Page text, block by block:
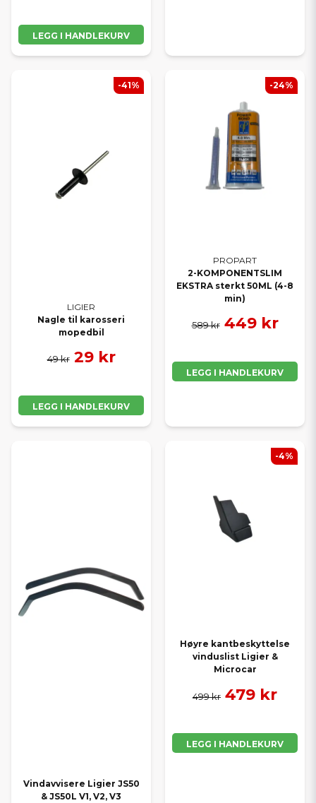
LEGG I HANDLEKURV
LIGIER
Nagle til karosseri
mopedbil
49 kr 29 kr
LEGG I HANDLEKURV
-41%
PROPART
2-KOMPONENTSLIM
EKSTRA sterkt 50ML (4-8
min)
589 kr 449 kr
LEGG I HANDLEKURV
-24%
Vindavvisere Ligier JS50
& JS50L V1, V2, V3
Høyre kantbeskyttelse
vinduslist Ligier &
Microcar
499 kr 479 kr
LEGG I HANDLEKURV
-4%